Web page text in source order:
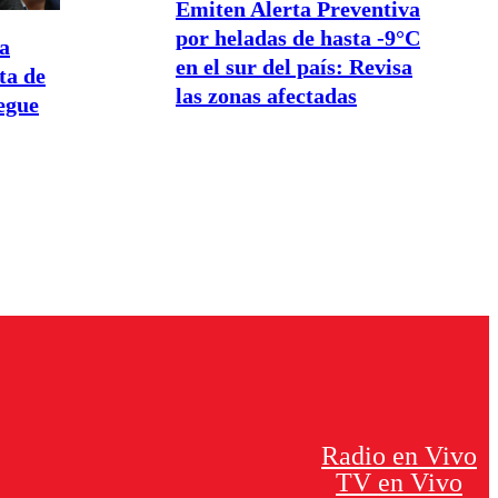
de
Emiten Alerta Preventiva
por heladas de hasta -9°C
en el sur del país: Revisa
las zonas afectadas
Radio en Vivo
TV en Vivo